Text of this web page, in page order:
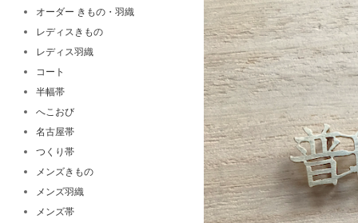
オーダー きもの・羽織
レディスきもの
レディス羽織
コート
半幅帯
へこおび
名古屋帯
つくり帯
メンズきもの
メンズ羽織
メンズ帯